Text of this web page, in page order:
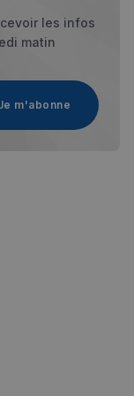
les infos
matin
m'abonne
/
Inc.
5 minutes
secondes